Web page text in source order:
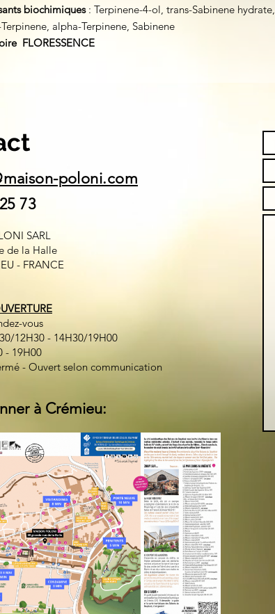
biochimiques: Terpinene-4-ol, trans-Sabinene hydrate,
alpha-Terpinene, Sabinene
FLORESSENCE
poloni.com
73
SARL
de la Halle
- FRANCE
vous
12H30 - 14H30/19H00
- 19H00
- Ouvert selon communication
à Crémieu: